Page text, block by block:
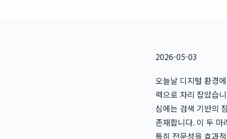
2026-05-03
오늘날 디지털 환경
력으로 자리 잡았습
심에는 검색 기반의
존재합니다. 이 두
특히 전문성을 효과